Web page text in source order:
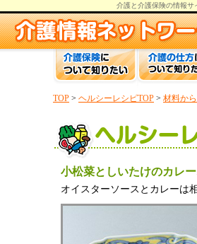
介護と介護保険の情報サ
TOP > ヘルシーレシピTOP > 材料か
小松菜としいたけのカレー
オイスターソースとカレーは